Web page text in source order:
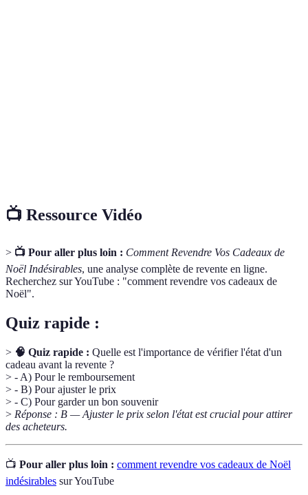
📺 Ressource Vidéo
> 📺 Pour aller plus loin : Comment Revendre Vos Cadeaux de
Noël Indésirables, une analyse complète de revente en ligne.
Recherchez sur YouTube : "comment revendre vos cadeaux de
Noël".
Quiz rapide :
> 🧠 Quiz rapide : Quelle est l'importance de vérifier l'état d'un
cadeau avant la revente ?
> - A) Pour le remboursement
> - B) Pour ajuster le prix
> - C) Pour garder un bon souvenir
> Réponse : B — Ajuster le prix selon l'état est crucial pour attirer
des acheteurs.
📺 Pour aller plus loin : comment revendre vos cadeaux de Noël
indésirables sur YouTube